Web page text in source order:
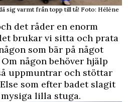
sig varmt från topp till tå! Foto: Hélène
det råder en enorm
brukar vi sitta och prata
som bär på något
någon behöver hjälp
uppmuntrar och stöttar
som efter badet slagit
lilla stuga.